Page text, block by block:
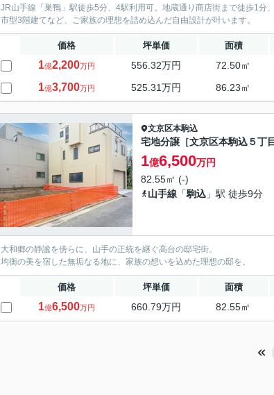
JR山手線「巣鴨」駅徒歩5分、4駅利用可。地蔵通り商店街まで徒歩1
市型3階建てなど、ご家族の理想を詰め込んだ自由設計が叶います。
価格 坪単価 面積
1億2,200万円 556.32万円 72.50㎡
1億3,700万円 525.31万円 86.23㎡
文京区本駒込
宅地分譲［文京区本駒込５丁目
1億6,500万円
82.55㎡ (-)
山手線 「駒込 」駅 徒歩9分
大和郷の静謐を傍らに、山手の正統を継ぐ高台の邸宅街。
均衡の美を宿した無垢なる地に、家族の想いを込めた理想の邸を。
価格 坪単価 面積
1億6,500万円 660.79万円 82.55㎡